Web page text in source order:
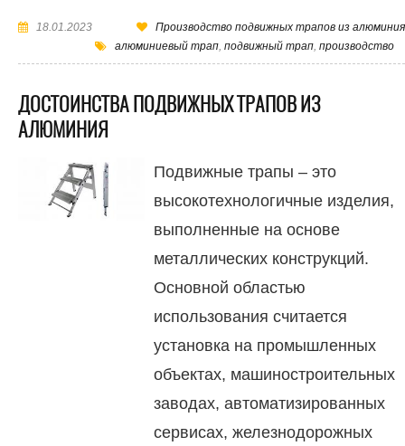
18.01.2023
Производство подвижных трапов из алюминия
алюминиевый трап, подвижный трап, производство
ДОСТОИНСТВА ПОДВИЖНЫХ ТРАПОВ ИЗ
АЛЮМИНИЯ
Подвижные трапы – это
высокотехнологичные изделия,
выполненные на основе
металлических конструкций.
Основной областью
использования считается
установка на промышленных
объектах, машиностроительных
заводах, автоматизированных
сервисах, железнодорожных